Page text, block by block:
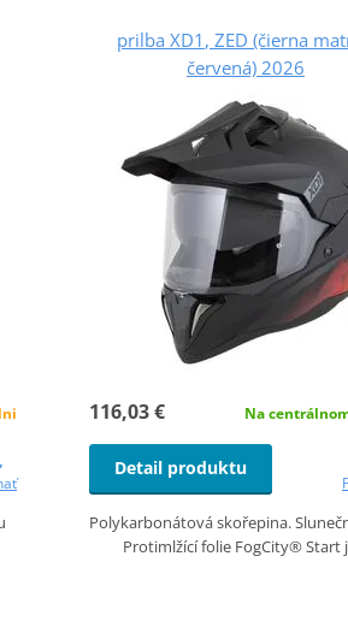
prilba XD1, ZED (čierna
červená) 2026
116,03 € Na
Detail produktu
Polykarbonátová skořepina.
Protimlžící folie FogCity® Start